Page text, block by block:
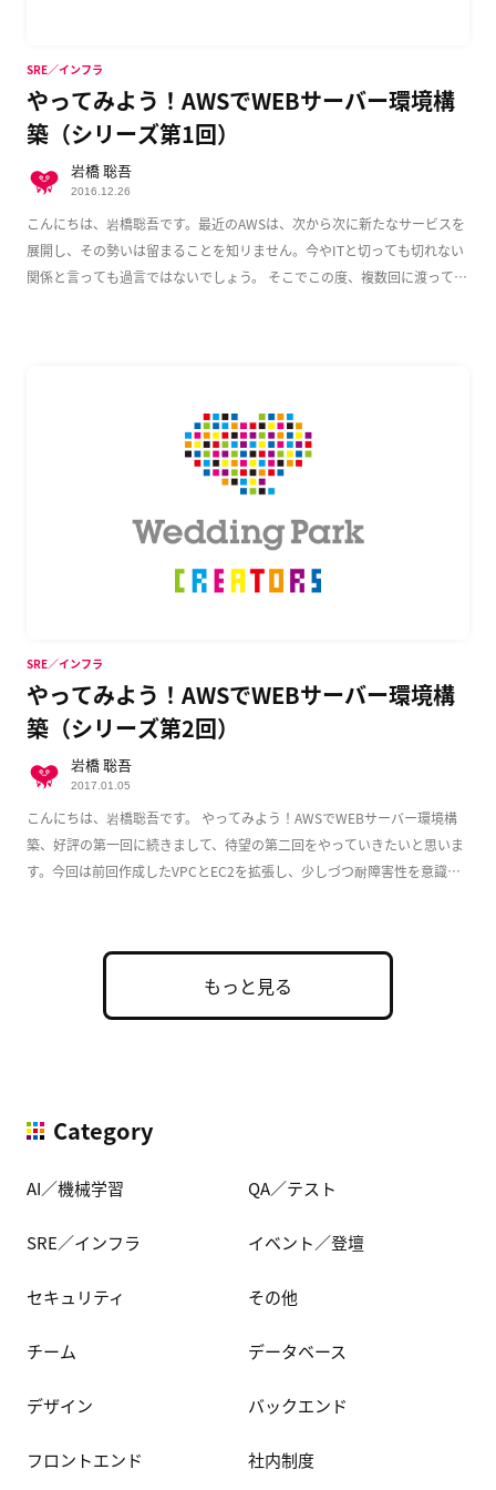
やってみよう！AWSでWEBサーバー環境構
築（シリーズ第1回）
こんにちは、岩橋聡吾です。最近のAWSは、次から次に新たなサービスを
展開し、その勢いは留まることを知リません。今やITと切っても切れない
関係と言っても過言ではないでしょう。 そこでこの度、複数回に渡って
SRE／インフラ
岩橋 聡吾
2016.12.26
やってみよう！AWSでWEBサーバー環境構
築（シリーズ第2回）
こんにちは、岩橋聡吾です。 やってみよう！AWSでWEBサーバー環境構
築、好評の第一回に続きまして、待望の第二回をやっていきたいと思いま
す。今回は前回作成したVPCとEC2を拡張し、少しづつ耐障害性を意識し
SRE／インフラ
岩橋 聡吾
2017.01.05
もっと見る
Category
AI／機械学習 QA／テスト
SRE／インフラ イベント／登壇
セキュリティ その他
チーム データベース
デザイン バックエンド
フロントエンド 社内制度